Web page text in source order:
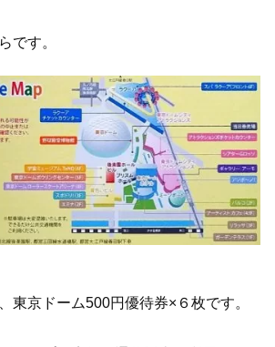
です。
東京ドーム500円優待券×６枚です。